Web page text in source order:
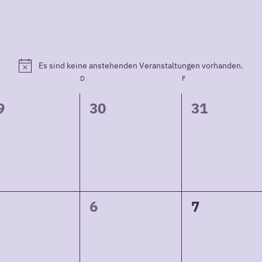
Hinweis
Es sind keine anstehenden Veranstaltungen vorhanden.
D F
0
30
0
31
0
6
0
7